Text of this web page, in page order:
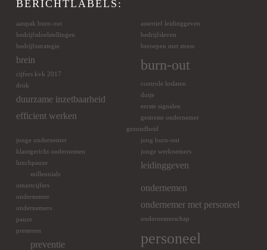
BERICHTLABELS:
aanpak burn-out
assertief leidinggeven
bedrijfsdoelstellingen
bedrijfsleven
bedrijfsstrategie
beroepen met stress
brein burn-out
cijfers kvk 2017
controle loslaten
druk
dutje
duurzame inzetbaarheid
eerste signalen
efficient werken
gestreste ondernemer
gezondheid
jong burn-out
jonge ondernemer
jonge werknemers
klantgericht ondernemen
leidinggeven
lunchpauze
millennials
omzetcijfers
ondernemen
ondernemer
ondernemer met personeel
ondernemers
ondernemerschap
pauze
personeel
presteren
preventie